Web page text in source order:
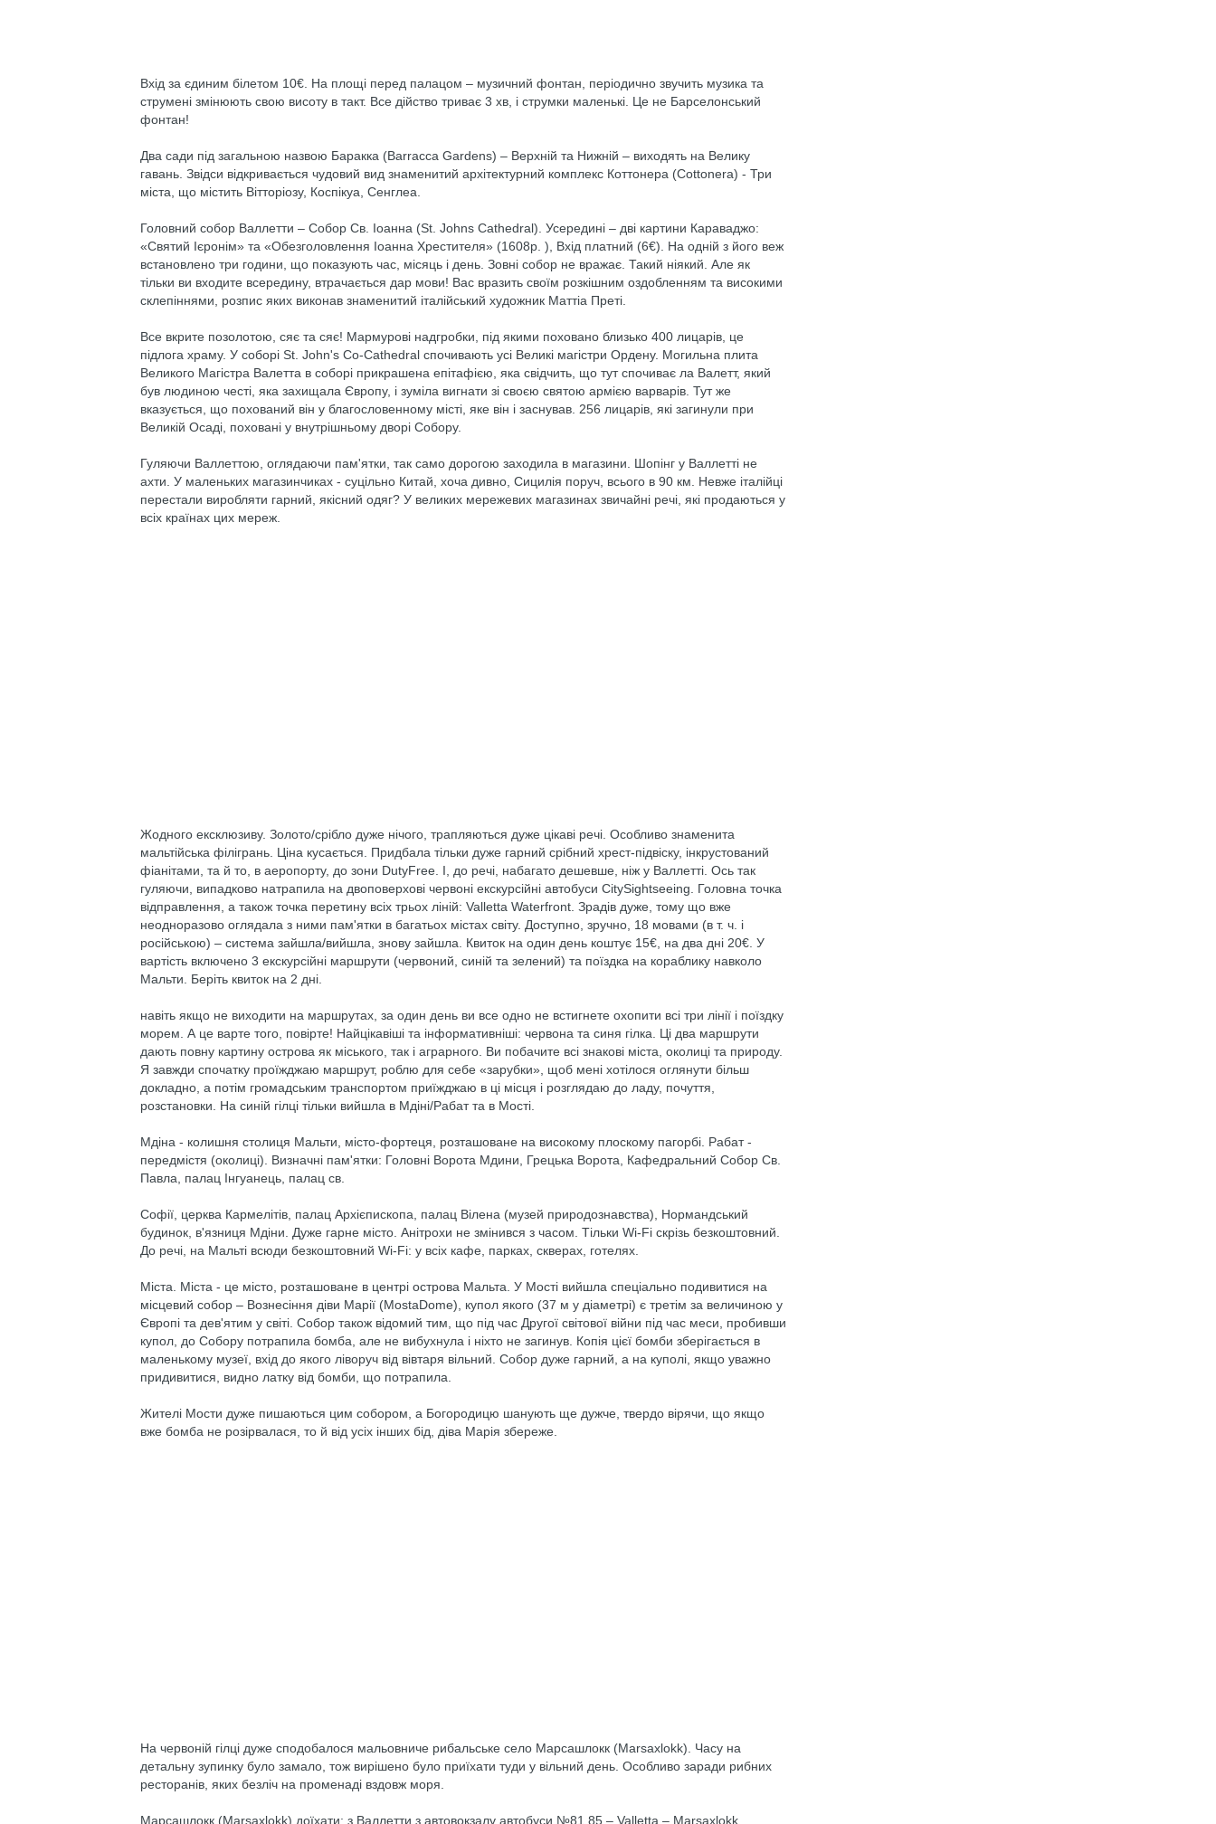
Вхід за єдиним білетом 10€. На площі перед палацом – музичний фонтан, періодично звучить музика та
струмені змінюють свою висоту в такт. Все дійство триває 3 хв, і струмки маленькі. Це не Барселонський
фонтан!
Два сади під загальною назвою Баракка (Barracca Gardens) – Верхній та Нижній – виходять на Велику
гавань. Звідси відкривається чудовий вид знаменитий архітектурний комплекс Коттонера (Cottonera) - Три
міста, що містить Вітторіозу, Коспікуа, Сенглеа.
Головний собор Валлетти – Собор Св. Іоанна (St. Johns Cathedral). Усередині – дві картини Караваджо:
«Святий Ієронім» та «Обезголовлення Іоанна Хрестителя» (1608р. ), Вхід платний (6€). На одній з його веж
встановлено три години, що показують час, місяць і день. Зовні собор не вражає. Такий ніякий. Але як
тільки ви входите всередину, втрачається дар мови! Вас вразить своїм розкішним оздобленням та високими
склепіннями, розпис яких виконав знаменитий італійський художник Маттіа Преті.
Все вкрите позолотою, сяє та сяє! Мармурові надгробки, під якими поховано близько 400 лицарів, це
підлога храму. У соборі St. John's Co-Cathedral спочивають усі Великі магістри Ордену. Могильна плита
Великого Магістра Валетта в соборі прикрашена епітафією, яка свідчить, що тут спочиває ла Валетт, який
був людиною честі, яка захищала Європу, і зуміла вигнати зі своєю святою армією варварів. Тут же
вказується, що похований він у благословенному місті, яке він і заснував. 256 лицарів, які загинули при
Великій Осаді, поховані у внутрішньому дворі Собору.
Гуляючи Валлеттою, оглядаючи пам'ятки, так само дорогою заходила в магазини. Шопінг у Валлетті не
ахти. У маленьких магазинчиках - суцільно Китай, хоча дивно, Сицилія поруч, всього в 90 км. Невже італійці
перестали виробляти гарний, якісний одяг? У великих мережевих магазинах звичайні речі, які продаються у
всіх країнах цих мереж.
Жодного ексклюзиву. Золото/срібло дуже нічого, трапляються дуже цікаві речі. Особливо знаменита
мальтійська філігрань. Ціна кусається. Придбала тільки дуже гарний срібний хрест-підвіску, інкрустований
фіанітами, та й то, в аеропорту, до зони DutyFree. І, до речі, набагато дешевше, ніж у Валлетті. Ось так
гуляючи, випадково натрапила на двоповерхові червоні екскурсійні автобуси CitySightseeing. Головна точка
відправлення, а також точка перетину всіх трьох ліній: Valletta Waterfront. Зрадів дуже, тому що вже
неодноразово оглядала з ними пам'ятки в багатьох містах світу. Доступно, зручно, 18 мовами (в т. ч. і
російською) – система зайшла/вийшла, знову зайшла. Квиток на один день коштує 15€, на два дні 20€. У
вартість включено 3 екскурсійні маршрути (червоний, синій та зелений) та поїздка на кораблику навколо
Мальти. Беріть квиток на 2 дні.
навіть якщо не виходити на маршрутах, за один день ви все одно не встигнете охопити всі три лінії і поїздку
морем. А це варте того, повірте! Найцікавіші та інформативніші: червона та синя гілка. Ці два маршрути
дають повну картину острова як міського, так і аграрного. Ви побачите всі знакові міста, околиці та природу.
Я завжди спочатку проїжджаю маршрут, роблю для себе «зарубки», щоб мені хотілося оглянути більш
докладно, а потім громадським транспортом приїжджаю в ці місця і розглядаю до ладу, почуття,
розстановки. На синій гілці тільки вийшла в Мдіні/Рабат та в Мості.
Мдіна - колишня столиця Мальти, місто-фортеця, розташоване на високому плоскому пагорбі. Рабат -
передмістя (околиці). Визначні пам'ятки: Головні Ворота Мдини, Грецька Ворота, Кафедральний Собор Св.
Павла, палац Інгуанець, палац св.
Софії, церква Кармелітів, палац Архієпископа, палац Вілена (музей природознавства), Нормандський
будинок, в'язниця Мдіни. Дуже гарне місто. Анітрохи не змінився з часом. Тільки Wi-Fi скрізь безкоштовний.
До речі, на Мальті всюди безкоштовний Wi-Fi: у всіх кафе, парках, скверах, готелях.
Міста. Міста - це місто, розташоване в центрі острова Мальта. У Мості вийшла спеціально подивитися на
місцевий собор – Вознесіння діви Марії (MostaDome), купол якого (37 м у діаметрі) є третім за величиною у
Європі та дев'ятим у світі. Собор також відомий тим, що під час Другої світової війни під час меси, пробивши
купол, до Собору потрапила бомба, але не вибухнула і ніхто не загинув. Копія цієї бомби зберігається в
маленькому музеї, вхід до якого ліворуч від вівтаря вільний. Собор дуже гарний, а на куполі, якщо уважно
придивитися, видно латку від бомби, що потрапила.
Жителі Мости дуже пишаються цим собором, а Богородицю шанують ще дужче, твердо вірячи, що якщо
вже бомба не розірвалася, то й від усіх інших бід, діва Марія збереже.
На червоній гілці дуже сподобалося мальовниче рибальське село Марсашлокк (Marsaxlokk). Часу на
детальну зупинку було замало, тож вирішено було приїхати туди у вільний день. Особливо заради рибних
ресторанів, яких безліч на променаді вздовж моря.
Марсашлокк (Marsaxlokk) доїхати: з Валлетти з автовокзалу автобуси №81.85 – Valletta – Marsaxlokk.